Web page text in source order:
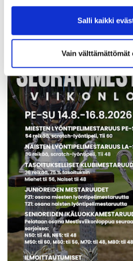
Salli kaikki
Vain välttämättömät